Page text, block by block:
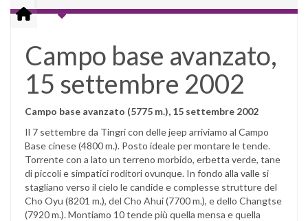
Campo base avanzato,
15 settembre 2002
Campo base avanzato (5775 m.), 15 settembre 2002
Il 7 settembre da Tingri con delle jeep arriviamo al Campo
Base cinese (4800 m.). Posto ideale per montare le tende.
Torrente con a lato un terreno morbido, erbetta verde, tane
di piccoli e simpatici roditori ovunque. In fondo alla valle si
stagliano verso il cielo le candide e complesse strutture del
Cho Oyu (8201 m.), del Cho Ahui (7700 m.), e dello Changtse
(7920 m.). Montiamo 10 tende più quella mensa e quella